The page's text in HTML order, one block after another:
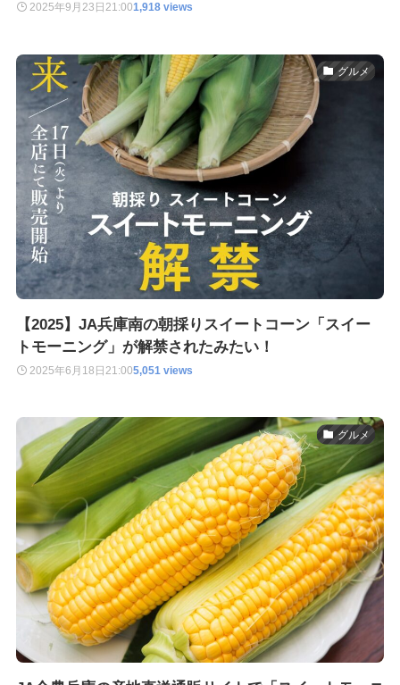
2025年9月23日 21:001,918 views
グルメ
【2025】JA兵庫南の朝採りスイートコーン「スイー
トモーニング」が解禁されたみたい！
2025年6月18日 21:005,051 views
グルメ